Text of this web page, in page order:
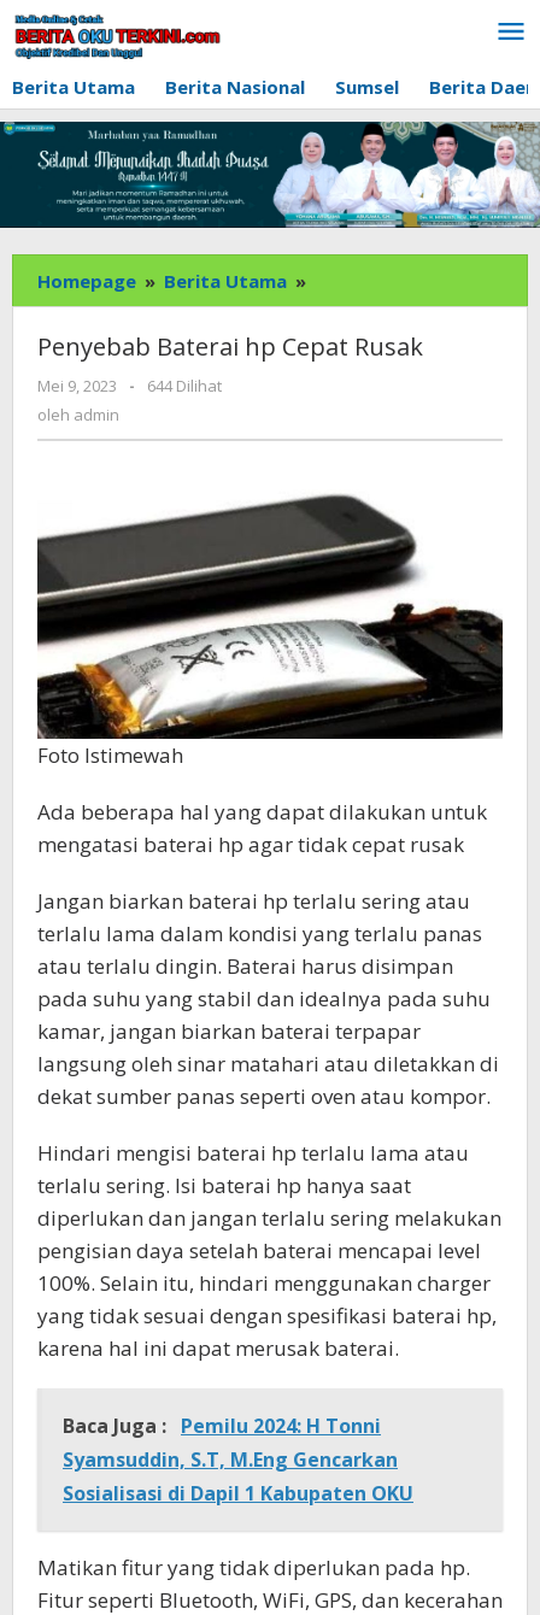
Lewati
ke
konten
Berita Utama
Berita Nasional Sumsel Berita
Homepage » Berita Utama »
Baterai
Cepat
Penyebab Baterai hp Cepat Rusak
Mei 9, 2023
oleh
-
644 Dilihat
oleh admin
Foto Istimewah
Ada beberapa hal yang dapat dilakukan untuk
mengatasi baterai hp agar tidak cepat rusak
Jangan biarkan baterai hp terlalu sering atau
terlalu lama dalam kondisi yang terlalu panas
atau terlalu dingin. Baterai harus disimpan
pada suhu yang stabil dan idealnya pada suhu
kamar, jangan biarkan baterai terpapar
langsung oleh sinar matahari atau diletakkan di
dekat sumber panas seperti oven atau kompor.
Hindari mengisi baterai hp terlalu lama atau
terlalu sering. Isi baterai hp hanya saat
diperlukan dan jangan terlalu sering melakukan
pengisian daya setelah baterai mencapai level
100%. Selain itu, hindari menggunakan charger
yang tidak sesuai dengan spesifikasi baterai hp,
karena hal ini dapat merusak baterai.
Baca Juga : Pemilu 2024: H Tonni
Syamsuddin, S.T, M.Eng Gencarkan
Sosialisasi di Dapil 1 Kabupaten OKU
Matikan fitur yang tidak diperlukan pada hp.
Fitur seperti Bluetooth, WiFi, GPS, dan kecerahan